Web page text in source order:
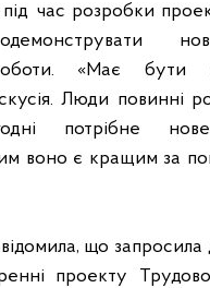
час розробки
«Має бути
Люди повинні
потрібне
воно є кращим за
що запросила
проекту